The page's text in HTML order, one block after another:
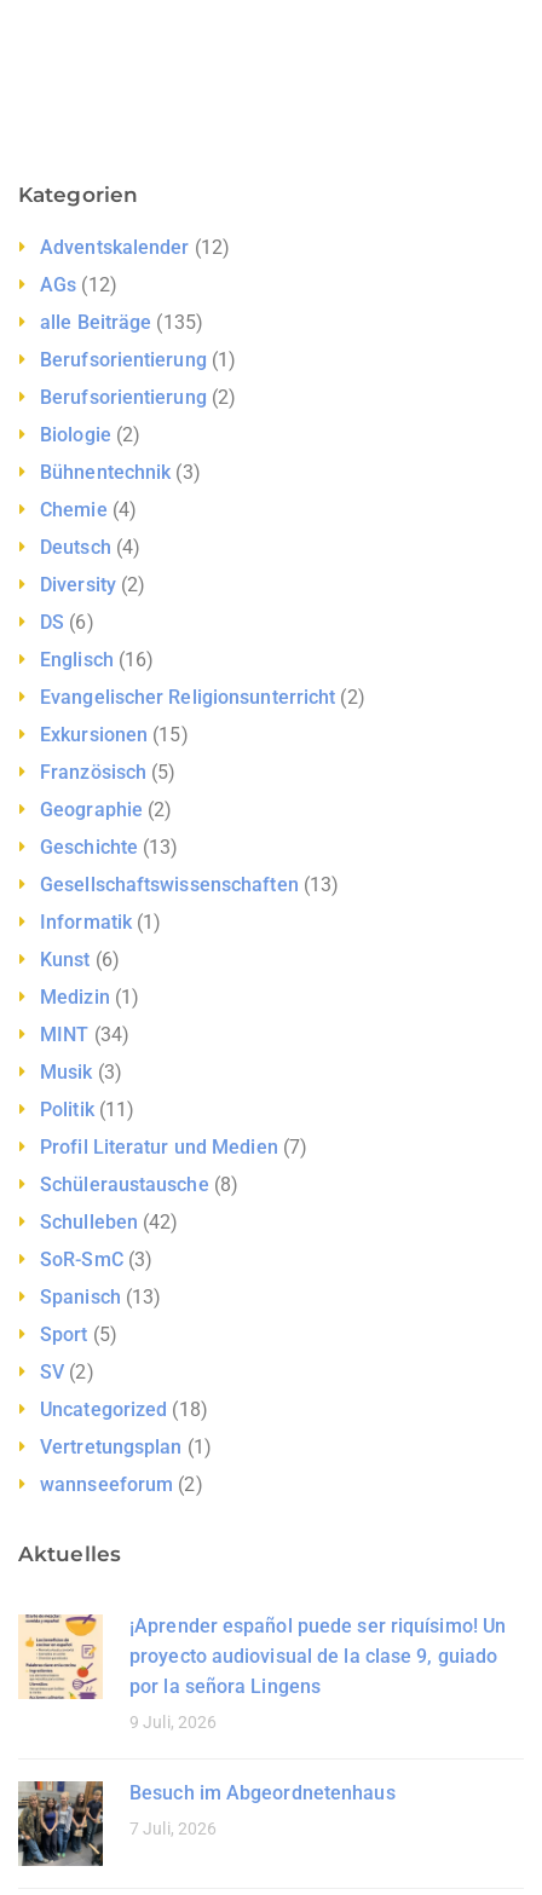
Kategorien
Adventskalender (12)
AGs (12)
alle Beiträge (135)
Berufsorientierung (1)
Berufsorientierung (2)
Biologie (2)
Bühnentechnik (3)
Chemie (4)
Deutsch (4)
Diversity(2)
DS (6)
Englisch (16)
Evangelischer Religionsunterricht (2)
Exkursionen (15)
Französisch (5)
Geographie (2)
Geschichte (13)
Gesellschaftswissenschaften (13)
Informatik (1)
Kunst (6)
Medizin (1)
MINT (34)
Musik (3)
Politik(11)
Profil Literatur und Medien (7)
Schüleraustausche (8)
Schulleben (42)
SoR-SmC(3)
Spanisch (13)
Sport (5)
SV (2)
Uncategorized (18)
Vertretungsplan (1)
wannseeforum (2)
Aktuelles
¡Aprender español puede ser riquísimo! Un
proyecto audiovisual de la clase 9, guiado
por la señora Lingens
9 Juli, 2026
Besuch im Abgeordnetenhaus
7 Juli, 2026